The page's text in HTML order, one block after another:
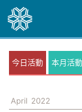
今日活動 本月活動
April 2022